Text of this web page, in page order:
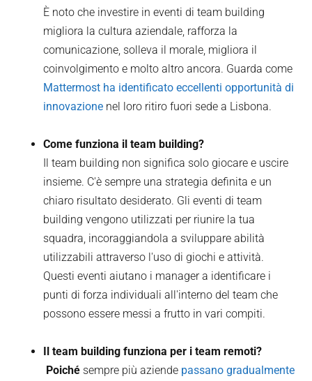
È noto che investire in eventi di team building
migliora la cultura aziendale, rafforza la
comunicazione, solleva il morale, migliora il
coinvolgimento e molto altro ancora. Guarda come
Mattermost ha identificato eccellenti opportunità di
innovazione nel loro ritiro fuori sede a Lisbona.
Come funziona il team building?
Il team building non significa solo giocare e uscire
insieme. C'è sempre una strategia definita e un
chiaro risultato desiderato. Gli eventi di team
building vengono utilizzati per riunire la tua
squadra, incoraggiandola a sviluppare abilità
utilizzabili attraverso l'uso di giochi e attività.
Questi eventi aiutano i manager a identificare i
punti di forza individuali all'interno del team che
possono essere messi a frutto in vari compiti.
Il team building funziona per i team remoti?
‍ Poiché sempre più aziende passano gradualmente